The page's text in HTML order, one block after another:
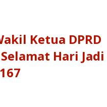
Ketua DPRD
Hari Jadi